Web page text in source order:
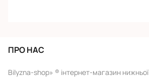
ПРО НАС
Bilyzna-shop» ® інтернет-магазин нижньої